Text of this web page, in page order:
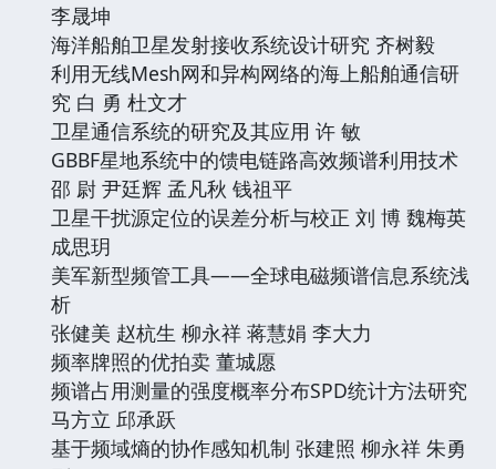
李晟坤
海洋船舶卫星发射接收系统设计研究 齐树毅
利用无线Mesh网和异构网络的海上船舶通信研
究 白 勇 杜文才
卫星通信系统的研究及其应用 许 敏
GBBF星地系统中的馈电链路高效频谱利用技术
邵 尉 尹廷辉 孟凡秋 钱祖平
卫星干扰源定位的误差分析与校正 刘 博 魏梅英
成思玥
美军新型频管工具——全球电磁频谱信息系统浅
析
张健美 赵杭生 柳永祥 蒋慧娟 李大力
频率牌照的优拍卖 董城愿
频谱占用测量的强度概率分布SPD统计方法研究
马方立 邱承跃
基于频域熵的协作感知机制 张建照 柳永祥 朱勇